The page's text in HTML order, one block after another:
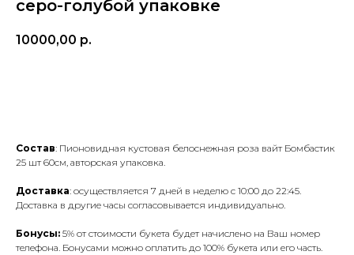
серо-голубой упаковке
10000,00 р.
Состав: Пионовидная кустовая белоснежная роза вайт Бомбастик
25 шт 60см, авторская упаковка.
Доставка: осуществляется 7 дней в неделю с 10:00 до 22:45.
Доставка в другие часы согласовывается индивидуально.
Бонусы: 5% от стоимости букета будет начислено на Ваш номер
телефона. Бонусами можно оплатить до 100% букета или его часть.